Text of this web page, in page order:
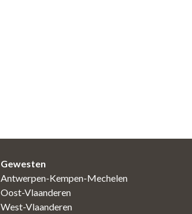
Gewesten
Antwerpen-Kempen-Mechelen
Oost-Vlaanderen
West-Vlaanderen